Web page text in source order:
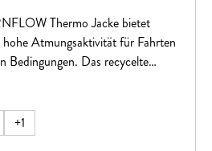
Thermo Jacke bietet
Atmungsaktivität für Fahrten
Bedingungen. Das recycelte
Ellbogen optimale
Fahrposition ermöglichen.
ein Zwei-Wege-
+1